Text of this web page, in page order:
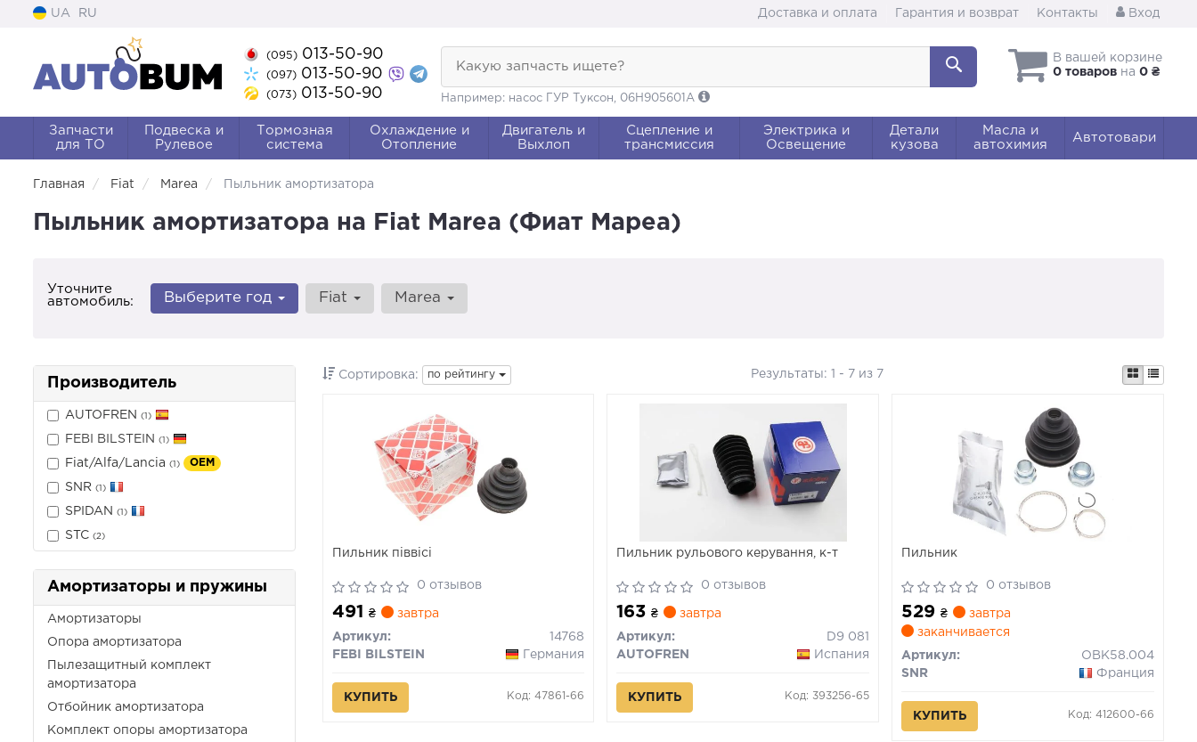
UA RU Доставка и оплата Гарантия и возврат Контакты Вход
(095)013-50-90
(097)013-50-90
(073)013-50-90
В вашей корзине
0 товаров на 0 ₴
Какую запчасть ищете?
Например: насос ГУР Туксон, 06H905601A
Запчасти
для ТО
Подвеска и
Рулевое
Тормозная
система
Охлаждение и
Отопление
Двигатель и
Выхлоп
Сцепление и
трансмиссия
Электрика и
Освещение
Детали
кузова
Масла и
автохимия
Автотовари
Главная Fiat Marea Пыльник амортизатора
Пыльник амортизатора на Fiat Marea (Фиат Мареа)
Уточните
автомобиль:
Выберите год Fiat Marea
Производитель
AUTOFREN (1)
FEBI BILSTEIN (1)
Fiat/Alfa/Lancia (1) OEM
SNR (1)
SPIDAN (1)
STC (2)
Амортизаторы и пружины
Амортизаторы
Опора амортизатора
Пылезащитный комплект
амортизатора
Отбойник амортизатора
Комплект опоры амортизатора
Сортировка: по рейтингу Результаты: 1 - 7 из 7
Пильник піввісі
0 отзывов
491 ₴ завтра
Артикул:
14768
FEBI BILSTEIN
Германия
КУПИТЬ Код: 47861-66
Пильник рульового керування, к-т
0 отзывов
163₴ завтра
Артикул:
D9 081
AUTOFREN
Испания
КУПИТЬ Код: 393256-65
Пильник
0 отзывов
529₴
завтра
заканчивается
Артикул:
OBK58.004
SNR
Франция
КУПИТЬ Код: 412600-66